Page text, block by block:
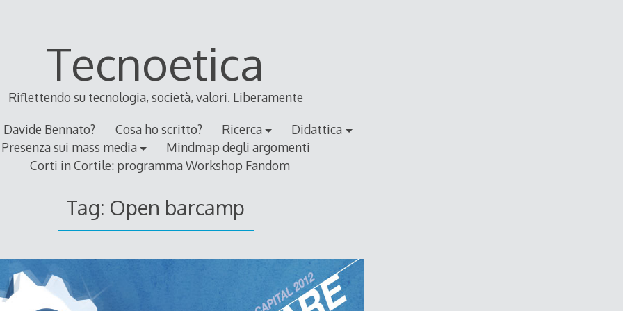
Tecnoetica
Riflettendo su tecnologia, società, valori. Liberamente
Davide Bennato? Cosa ho scritto? Ricerca
Didattica
Presenza sui mass media
Mindmap degli argomenti
Corti in Cortile: programma Workshop Fandom
Tag: Open barcamp